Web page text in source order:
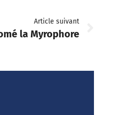
Article suivant
la Myrophore